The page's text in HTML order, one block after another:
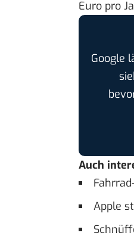
Euro pro
Google
Auch
Apple